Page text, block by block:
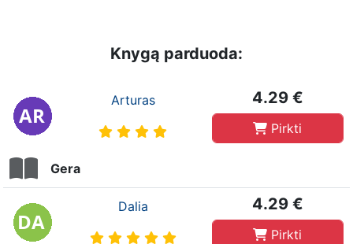
Knygą parduoda:
Arturas 4.29 €
Pirkti
Gera
Dalia 4.29 €
Pirkti